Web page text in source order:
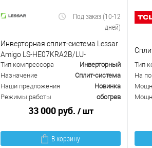
Под заказ (10-12
дней)
Инверторная сплит-система Lessar
Amigo LS-HE07KRA2B/LU-
HE07KRA2B
Тип компрессора
Инверторный
Назначение
Сплит-система
Наши предложения
Новинка
Режимы работы
обогрев
33 000 руб. / шт
В корзину
Тип
На